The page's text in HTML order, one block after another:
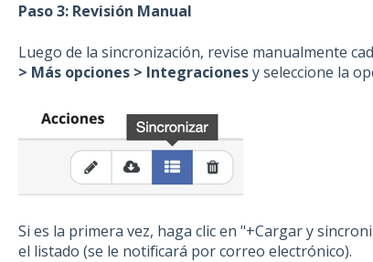
Paso 3: Revisión Manual
Luego de la sincronización, revise manualmente
> Más opciones > Integracionesy seleccione la
Si es la primera vez, haga clic en "+Cargar y
el listado (se le notificará por correo electrónico).